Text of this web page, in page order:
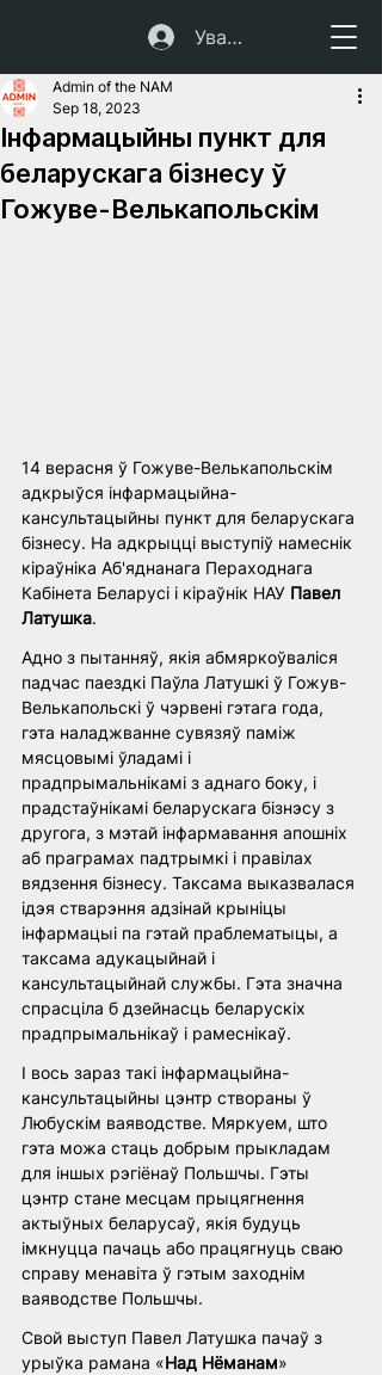
Увайсці
Інфармацыйны пункт для
беларускага бізнесу ў
Гожуве-Велькапольскім
Admin of the NAM
Sep 18, 2023
14 верасня ў Гожуве-Велькапольскім
адкрыўся інфармацыйна-
кансультацыйны пункт для беларускага
бізнесу. На адкрыцці выступіў намеснік
кіраўніка Аб'яднанага Пераходнага
Кабінета Беларусі і кіраўнік НАУ Павел
Латушка.
Адно з пытанняў, якія абмяркоўваліся
падчас паездкі Паўла Латушкі ў Гожув-
Велькапольскі ў чэрвені гэтага года,
гэта наладжванне сувязяў паміж
мясцовымі ўладамі і
прадпрымальнікамі з аднаго боку, і
прадстаўнікамі беларускага бізнэсу з
другога, з мэтай інфармавання апошніх
аб праграмах падтрымкі і правілах
вядзення бізнесу. Таксама выказвалася
ідэя стварэння адзінай крыніцы
інфармацыі па гэтай праблематыцы, а
таксама адукацыйнай і
кансультацыйнай службы. Гэта значна
спрасціла б дзейнасць беларускіх
прадпрымальнікаў і рамеснікаў.
І вось зараз такі інфармацыйна-
кансультацыйны цэнтр створаны ў
Любускім ваяводстве. Мяркуем, што
гэта можа стаць добрым прыкладам
для іншых рэгіёнаў Польшчы. Гэты
цэнтр стане месцам прыцягнення
актыўных беларусаў, якія будуць
імкнуцца пачаць або працягнуць сваю
справу менавіта ў гэтым заходнім
ваяводстве Польшчы.
Свой выступ Павел Латушка пачаў з
урыўка рамана «Над Нёманам»